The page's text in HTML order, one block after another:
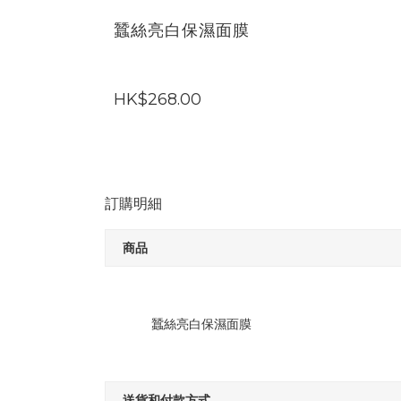
蠶絲亮白保濕面膜
HK$268.00
訂購明細
商品
蠶絲亮白保濕面膜